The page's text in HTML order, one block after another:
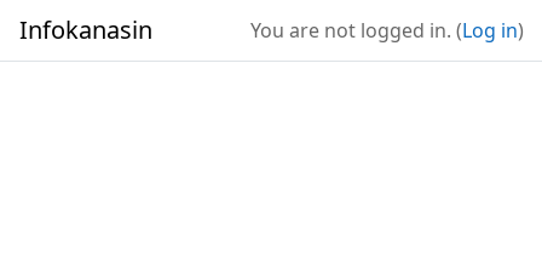
Infokanasin You are not logged in. (Log in)